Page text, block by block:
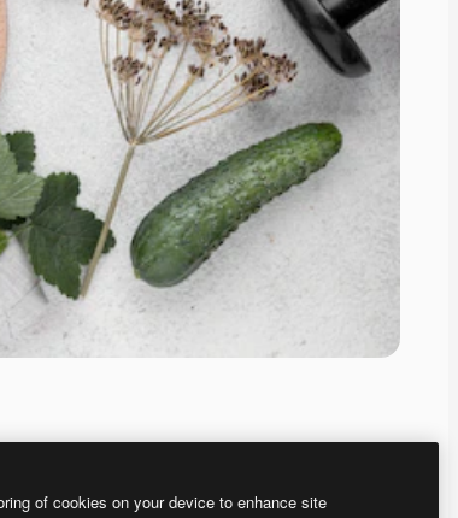
of cookies on your device to enhance site